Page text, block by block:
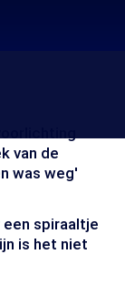
van de
was weg'
spiraaltje
is het niet